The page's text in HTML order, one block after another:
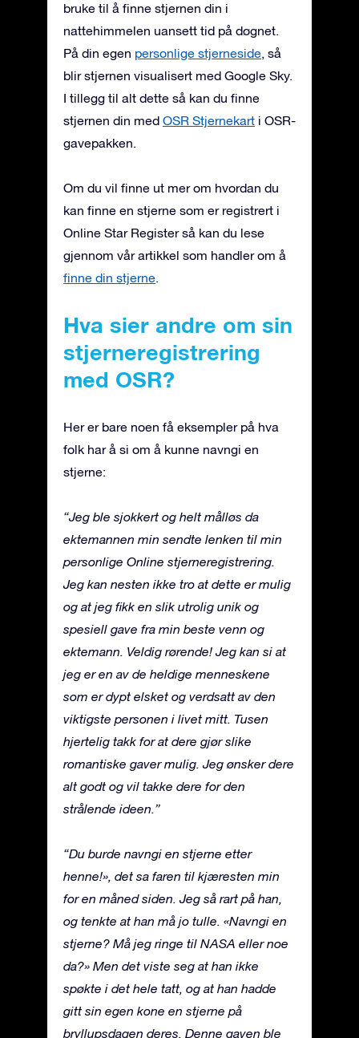
bruke til å finne stjernen din i
nattehimmelen uansett tid på døgnet.
På din egen personlige stjerneside, så
blir stjernen visualisert med Google Sky.
I tillegg til alt dette så kan du finne
stjernen din med OSR Stjernekart i OSR-
gavepakken.
Om du vil finne ut mer om hvordan du
kan finne en stjerne som er registrert i
Online Star Register så kan du lese
gjennom vår artikkel som handler om å
finne din stjerne.
Hva sier andre om sin
stjerneregistrering
med OSR?
Her er bare noen få eksempler på hva
folk har å si om å kunne navngi en
stjerne:
“Jeg ble sjokkert og helt målløs da
ektemannen min sendte lenken til min
personlige Online stjerneregistrering.
Jeg kan nesten ikke tro at dette er mulig
og at jeg fikk en slik utrolig unik og
spesiell gave fra min beste venn og
ektemann. Veldig rørende! Jeg kan si at
jeg er en av de heldige menneskene
som er dypt elsket og verdsatt av den
viktigste personen i livet mitt. Tusen
hjertelig takk for at dere gjør slike
romantiske gaver mulig. Jeg ønsker dere
alt godt og vil takke dere for den
strålende ideen.”
“Du burde navngi en stjerne etter
henne!», det sa faren til kjæresten min
for en måned siden. Jeg så rart på han,
og tenkte at han må jo tulle. «Navngi en
stjerne? Må jeg ringe til NASA eller noe
da?» Men det viste seg at han ikke
spøkte i det hele tatt, og at han hadde
gitt sin egen kone en stjerne på
bryllupsdagen deres. Denne gaven ble